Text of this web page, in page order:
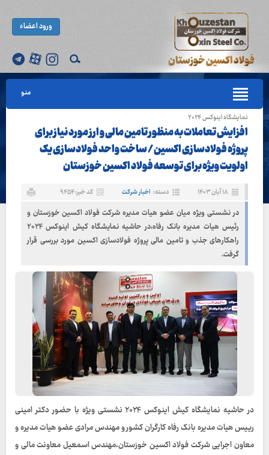
ورود اعضاء
منو
نمایشگاه اینوکس ۲۰۲۴
افزایش تعاملات به منظور تامین مالی و ارز مورد نیاز برای
پروژه فولادسازی اکسین / ساخت واحد فولادسازی یک
اولویت ویژه برای توسعه فولاد اکسین خوزستان
۱۸ آبان ۱۴۰۳ دسته: اخبار شرکت کد خبر: ۹۴۵۴
در نشستی ویژه میان عضو هیات مدیره شرکت فولاد اکسین خوزستان و
رئیس هیات مدیره بانک رفاه،در حاشیه نمایشگاه کیش اینوکس ۲۰۲۴
راهکارهای جذب و تامین مالی پروژه فولادسازی اکسین مورد بررسی قرار
گرفت.
در حاشیه نمایشگاه کیش اینوکس ۲۰۲۴ نشستی ویژه با حضور دکتر امینی
رییس هیات مدیره بانک رفاه کارگران کشور و مهندس مرادی عضو هیات مدیره و
معاون اجرایی شرکت فولاد اکسین خوزستان،مهندس اسمعیل معاونت مالی و